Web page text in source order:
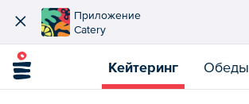
Приложение
Catery
Кейтеринг Обеды